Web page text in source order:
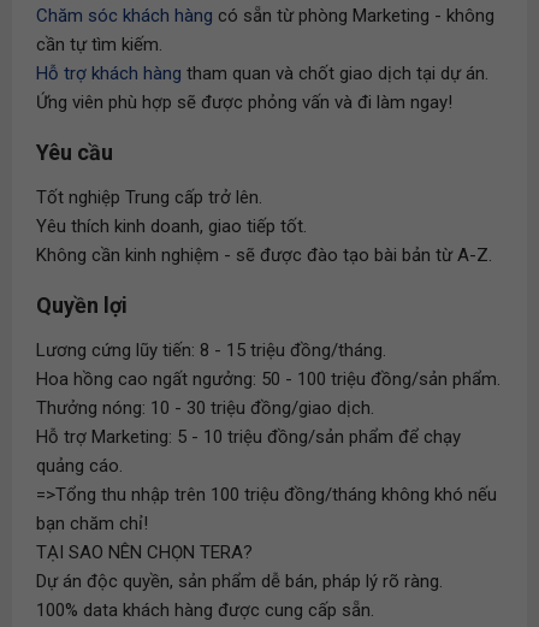
Chăm sóc khách hàng có sẵn từ phòng Marketing - không
cần tự tìm kiếm.
Hỗ trợ khách hàng tham quan và chốt giao dịch tại dự án.
Ứng viên phù hợp sẽ được phỏng vấn và đi làm ngay!
Yêu cầu
Tốt nghiệp Trung cấp trở lên.
Yêu thích kinh doanh, giao tiếp tốt.
Không cần kinh nghiệm - sẽ được đào tạo bài bản từ A-Z.
Quyền lợi
Lương cứng lũy tiến: 8 - 15 triệu đồng/tháng.
Hoa hồng cao ngất ngưởng: 50 - 100 triệu đồng/sản phẩm.
Thưởng nóng: 10 - 30 triệu đồng/giao dịch.
Hỗ trợ Marketing: 5 - 10 triệu đồng/sản phẩm để chạy
quảng cáo.
=>Tổng thu nhập trên 100 triệu đồng/tháng không khó nếu
bạn chăm chỉ!
TẠI SAO NÊN CHỌN TERA?
Dự án độc quyền, sản phẩm dễ bán, pháp lý rõ ràng.
100% data khách hàng được cung cấp sẵn.